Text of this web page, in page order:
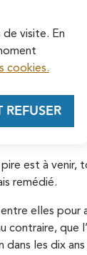
visite. En
cookies.
REFUSER
est à venir,
remédié.
elles pour
contraire, que
dans les dix